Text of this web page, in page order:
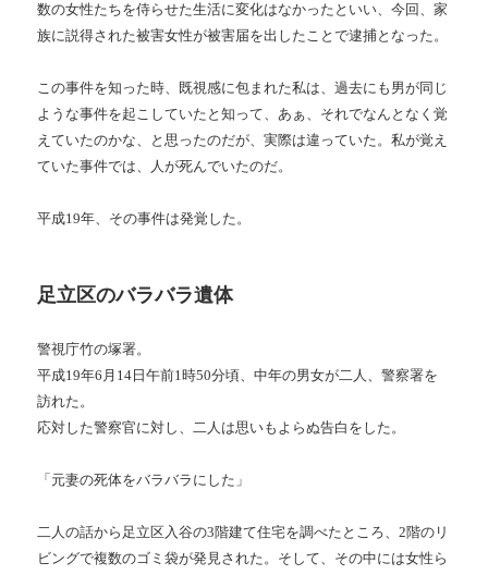
数の女性たちを侍らせた生活に変化はなかったといい、今回、家
族に説得された被害女性が被害届を出したことで逮捕となった。
この事件を知った時、既視感に包まれた私は、過去にも男が同じ
ような事件を起こしていたと知って、あぁ、それでなんとなく覚
えていたのかな、と思ったのだが、実際は違っていた。私が覚え
ていた事件では、人が死んでいたのだ。
平成19年、その事件は発覚した。
足立区のバラバラ遺体
警視庁竹の塚署。
平成19年6月14日午前1時50分頃、中年の男女が二人、警察署を
訪れた。
応対した警察官に対し、二人は思いもよらぬ告白をした。
「元妻の死体をバラバラにした」
二人の話から足立区入谷の3階建て住宅を調べたところ、2階のリ
ビングで複数のゴミ袋が発見された。そして、その中には女性ら